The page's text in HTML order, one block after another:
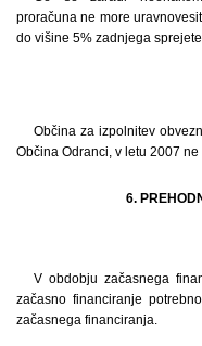
proračuna ne more
do višine 5% zadnjega
Občina za izpolnitev
Občina Odranci, v letu 2007 ne
6.
V obdobju začasnega
začasno financiranje
začasnega financiranja.